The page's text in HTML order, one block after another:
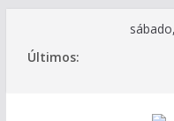
para
Últimos: